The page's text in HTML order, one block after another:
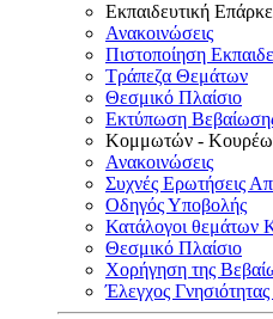
Εκπαιδευτική
Ανακοινώσεις
Πιστοποίηση
Τράπεζα Θεμάτων
Θεσμικό Πλαίσιο
Εκτύπωση Βεβαίωσης
Κομμωτών - Κουρέων
Ανακοινώσεις
Συχνές Ερωτήσεις
Οδηγός Υποβολής
Κατάλογοι θεμάτων
Θεσμικό Πλαίσιο
Χορήγηση της
Έλεγχος